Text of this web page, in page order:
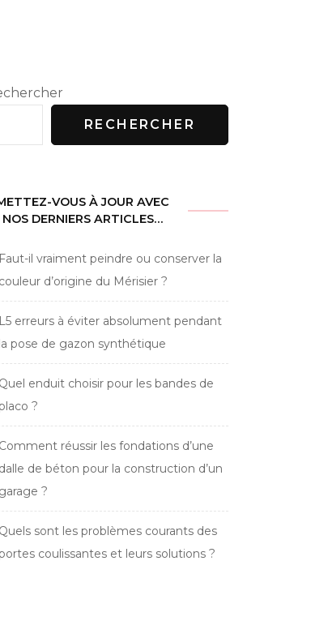
RECHERCHER
VOUS À JOUR AVEC
NOS DERNIERS ARTICLES…
Faut-il vraiment peindre ou conserver la
couleur d’origine du Mérisier ?
L5 erreurs à éviter absolument pendant
la pose de gazon synthétique
Quel enduit choisir pour les bandes de
placo ?
Comment réussir les fondations d’une
dalle de béton pour la construction d’un
garage ?
Quels sont les problèmes courants des
portes coulissantes et leurs solutions ?